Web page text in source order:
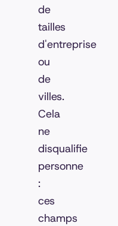
de
tailles
d'entreprise
ou
de
villes.
Cela
ne
disqualifie
personne
:
ces
champs